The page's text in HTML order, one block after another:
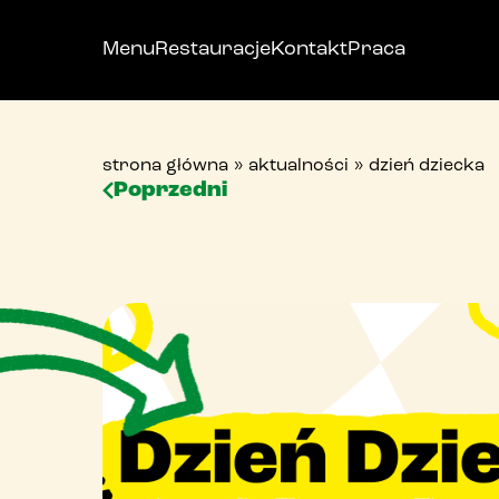
MenuRestauracjeKontaktPraca
strona główna » aktualności » dzień dziecka
Poprzedni